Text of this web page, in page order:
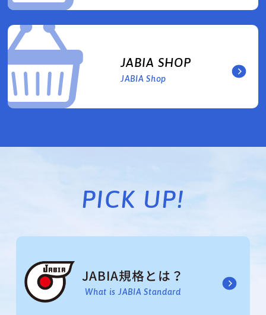
JABIA SHOP
JABIA Shop
PICK UP!
JABIA規格とは？
What is JABIA Standard